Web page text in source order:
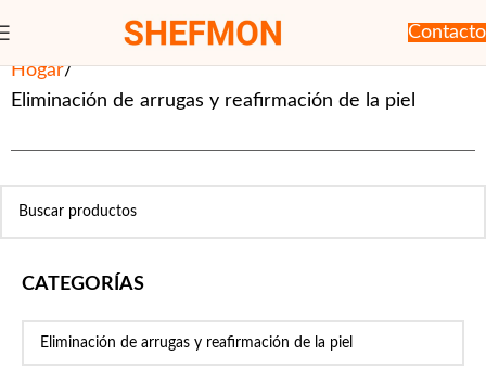
Contacto
Hogar
Eliminación de arrugas y reafirmación de la piel
CATEGORÍAS